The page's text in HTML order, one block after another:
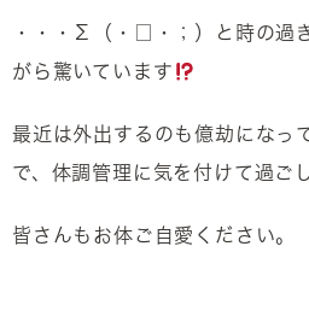
・・・Σ（・□・；）と時の過
がら驚いています
最近は外出するのも億劫になっ
で、体調管理に気を付けて過ご
皆さんもお体ご自愛ください。